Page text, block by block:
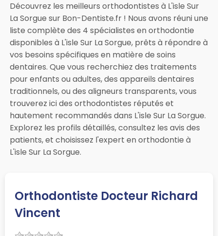
Découvrez les meilleurs orthodontistes à L'isle Sur
La Sorgue sur Bon-Dentiste.fr ! Nous avons réuni une
liste complète des 4 spécialistes en orthodontie
disponibles à L'isle Sur La Sorgue, prêts à répondre à
vos besoins spécifiques en matière de soins
dentaires. Que vous recherchiez des traitements
pour enfants ou adultes, des appareils dentaires
traditionnels, ou des aligneurs transparents, vous
trouverez ici des orthodontistes réputés et
hautement recommandés dans L'isle Sur La Sorgue.
Explorez les profils détaillés, consultez les avis des
patients, et choisissez l'expert en orthodontie à
L'isle Sur La Sorgue.
Orthodontiste Docteur Richard
Vincent